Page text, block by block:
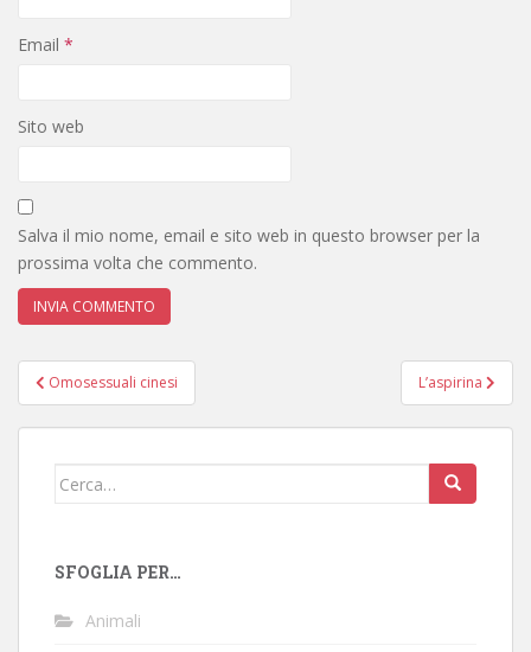
Email *
Sito web
Salva il mio nome, email e sito web in questo browser per la
prossima volta che commento.
Navigazione
articoli
Omosessuali cinesi L’aspirina
Cerca:
SFOGLIA PER…
Animali